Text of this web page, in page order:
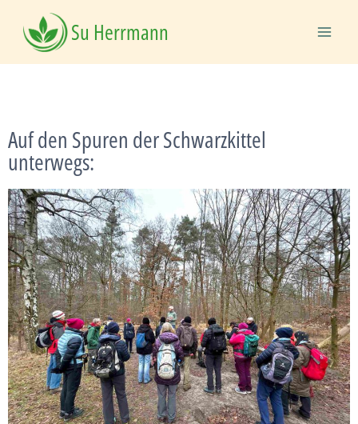
Su Herrmann
Auf den Spuren der Schwarzkittel
unterwegs: